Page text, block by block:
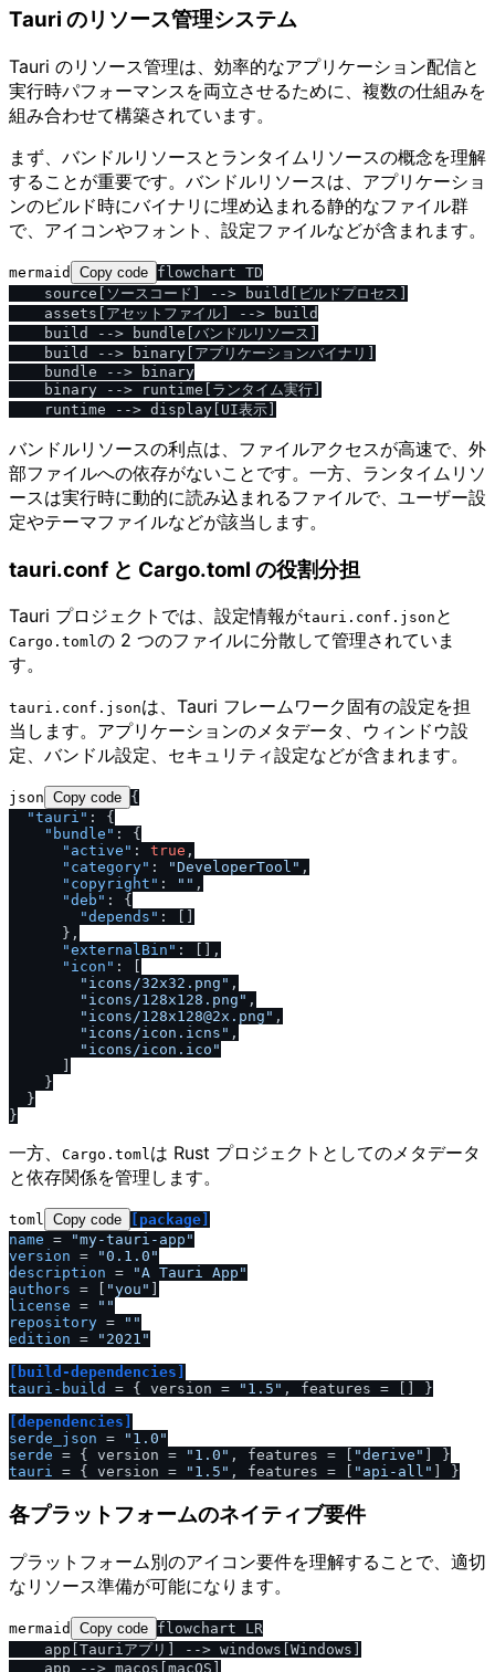
Tauri のリソース管理システム
Tauri のリソース管理は、効率的なアプリケーション配信と
実行時パフォーマンスを両立させるために、複数の仕組みを
組み合わせて構築されています。
まず、バンドルリソースとランタイムリソースの概念を理解
することが重要です。バンドルリソースは、アプリケーショ
ンのビルド時にバイナリに埋め込まれる静的なファイル群
で、アイコンやフォント、設定ファイルなどが含まれます。
mermaid Copy code flowchart TD
    source[ソースコード] --> build[ビルドプロセス]
    assets[アセットファイル] --> build
    build --> bundle[バンドルリソース]
    build --> binary[アプリケーションバイナリ]
    bundle --> binary
    binary --> runtime[ランタイム実行]
バンドルリソースの利点は、ファイルアクセスが高速で、外
部ファイルへの依存がないことです。一方、ランタイムリソ
ースは実行時に動的に読み込まれるファイルで、ユーザー設
定やテーマファイルなどが該当します。
tauri.conf と Cargo.toml の役割分担
Tauri プロジェクトでは、設定情報がtauri.conf.json と
Cargo.tomlの 2 つのファイルに分散して管理されていま
す。
tauri.conf.jsonは、Tauri フレームワーク固有の設定を担
当します。アプリケーションのメタデータ、ウィンドウ設
定、バンドル設定、セキュリティ設定などが含まれます。
json Copy code {
"tauri" :
{
"bundle" :
{
"active" : true ,
"category" : "DeveloperTool" ,
"copyright" : "" ,
"deb" :
{
"depends" :
} ,
"externalBin" :
,
"icon" :
"icons/32x32.png" ,
"icons/128x128.png" ,
"icons/128x128@2x.png" ,
"icons/icon.icns" ,
"icons/icon.ico"
}
}
}
一方、 Cargo.tomlは Rust プロジェクトとしてのメタデータ
と依存関係を管理します。
toml Copy code
[package]
name =
"my-tauri-app"
version =
"0.1.0"
description =
"A Tauri App"
authors = [ "you"
license =
""
repository =
""
edition =
"2021"
[build-dependencies]
tauri-build
= { version = "1.5" , features = [] }
[dependencies]
serde_json =
"1.0"
serde = { version = "1.0" , features = [ "derive"
tauri = { version = "1.5" , features = [ "api-all"
各プラットフォームのネイティブ要件
プラットフォーム別のアイコン要件を理解することで、適切
なリソース準備が可能になります。
mermaid Copy code flowchart LR
    app[Tauriアプリ] --> windows[Windows]
    app --> macos[macOS]